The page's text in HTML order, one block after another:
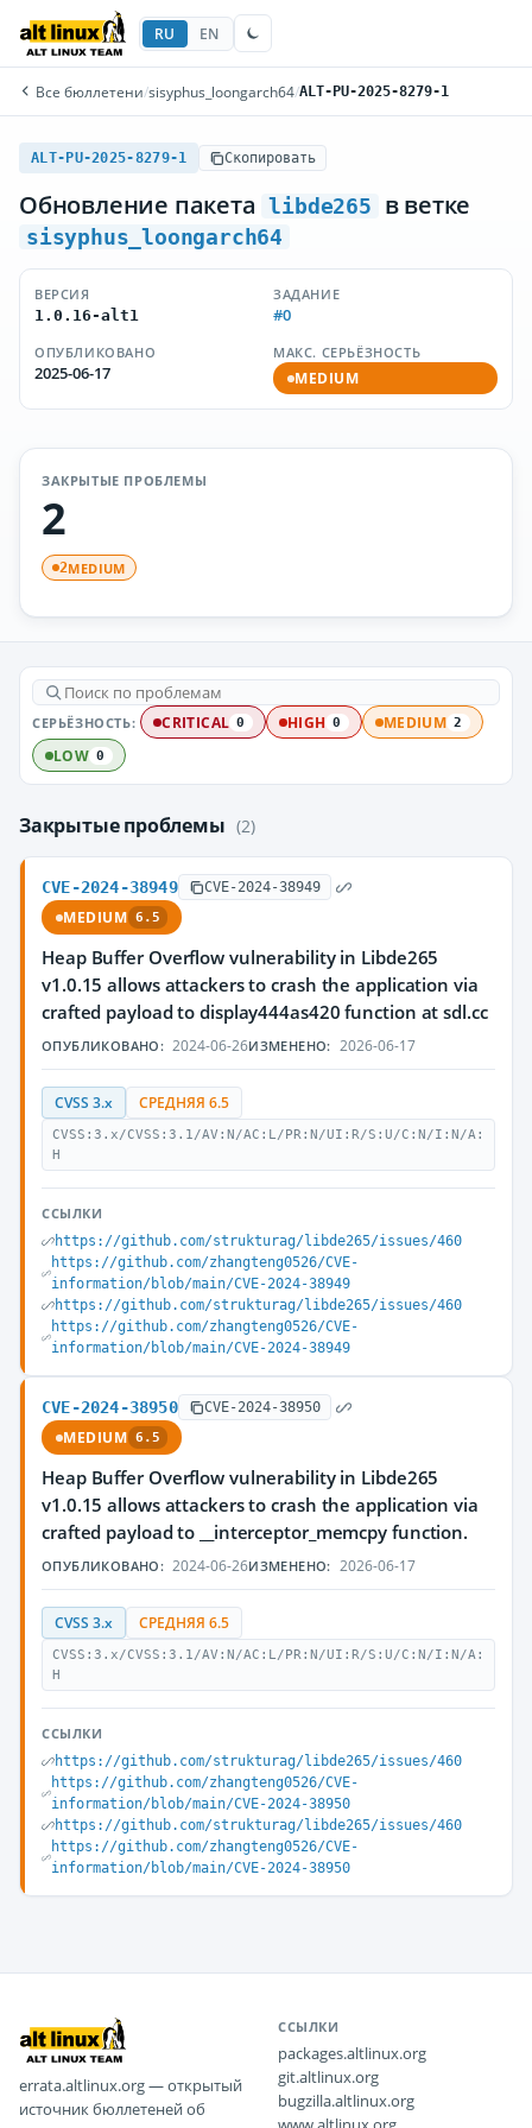
RU EN
Все бюллетени/sisyphus_loongarch64/ALT-PU-2025-8279-1
ALT-PU-2025-8279-1 Скопировать
Обновление пакета libde265 в ветке
sisyphus_loongarch64
ВЕРСИЯ
1.0.16-alt1
ЗАДАНИЕ
#0
ОПУБЛИКОВАНО
2025-06-17
МАКС. СЕРЬЁЗНОСТЬ
MEDIUM
ЗАКРЫТЫЕ ПРОБЛЕМЫ
2
2MEDIUM
СЕРЬЁЗНОСТЬ: CRITICAL 0 HIGH 0 MEDIUM 2
LOW 0
Закрытые проблемы (2)
CVE-2024-38949 CVE-2024-38949
MEDIUM 6.5
Heap Buffer Overflow vulnerability in Libde265
v1.0.15 allows attackers to crash the application via
crafted payload to display444as420 function at sdl.cc
ОПУБЛИКОВАНО: 2024-06-26ИЗМЕНЕНО: 2026-06-17
CVSS 3.x СРЕДНЯЯ 6.5
CVSS:3.x/CVSS:3.1/AV:N/AC:L/PR:N/UI:R/S:U/C:N/I:N/A:
H
ССЫЛКИ
https://github.com/strukturag/libde265/issues/460
https://github.com/zhangteng0526/CVE-
information/blob/main/CVE-2024-38949
https://github.com/strukturag/libde265/issues/460
https://github.com/zhangteng0526/CVE-
information/blob/main/CVE-2024-38949
CVE-2024-38950 CVE-2024-38950
MEDIUM 6.5
Heap Buffer Overflow vulnerability in Libde265
v1.0.15 allows attackers to crash the application via
crafted payload to __interceptor_memcpy function.
ОПУБЛИКОВАНО: 2024-06-26ИЗМЕНЕНО: 2026-06-17
CVSS 3.x СРЕДНЯЯ 6.5
CVSS:3.x/CVSS:3.1/AV:N/AC:L/PR:N/UI:R/S:U/C:N/I:N/A:
H
ССЫЛКИ
https://github.com/strukturag/libde265/issues/460
https://github.com/zhangteng0526/CVE-
information/blob/main/CVE-2024-38950
https://github.com/strukturag/libde265/issues/460
https://github.com/zhangteng0526/CVE-
information/blob/main/CVE-2024-38950
errata.altlinux.org — открытый
источник бюллетеней об
ССЫЛКИ
packages.altlinux.org
git.altlinux.org
bugzilla.altlinux.org